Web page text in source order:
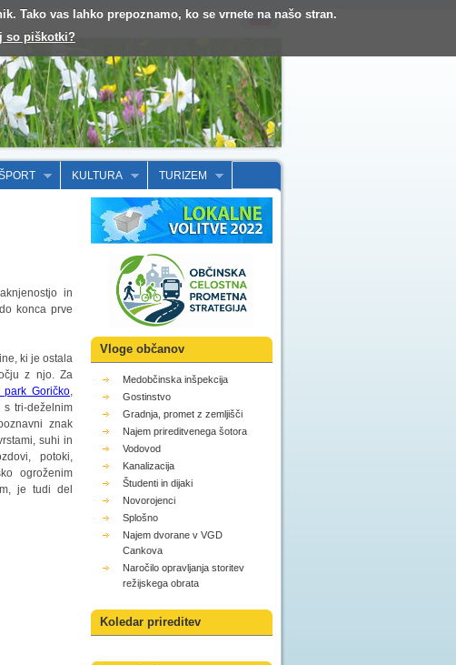
Tako vas lahko prepoznamo, ko se vrnete na našo stran.
so piškotki?
KULTURA TURIZEM
in
konca prve
ki je ostala
z njo. Za
park Goričko,
tri-deželnim
znak
suhi in
potoki,
ogroženim
je tudi del
Vloge občanov
Medobčinska inšpekcija
Gostinstvo
Gradnja, promet z zemljišči
Najem prireditvenega šotora
Vodovod
Kanalizacija
Študenti in dijaki
Novorojenci
Splošno
Najem dvorane v VGD
Cankova
Naročilo opravljanja storitev
režijskega obrata
Koledar prireditev